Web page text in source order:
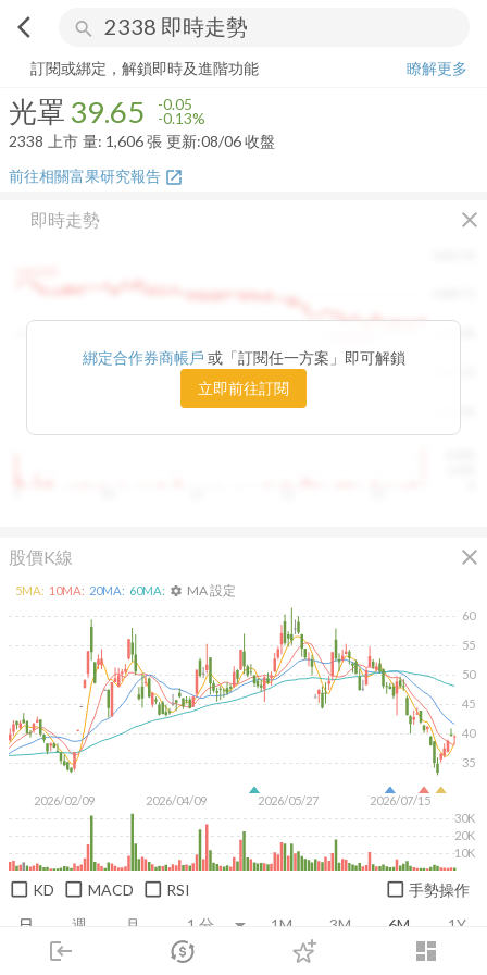
arrow_back_ios search
login dashboard
市場 登入
光罩 39.65-0.13%
訂閱或綁定，解鎖即時及進階功能
瞭解更多
光罩 39.65 -0.05
-0.13%
2338
上市 量: 1,606張 更新:08/06 收盤
前往相關富果研究報告 open_in_new
即時走勢 close
綁定合作券商帳戶 或「訂閱任一方案」即可解鎖
立即前往訂閱
股價K線 close
日 週 月 1M 3M 6M 1Y
2026/02/09 2026/04/09 2026/05/27 2026/07/15
35
40
45
50
55
60
10K
20K
30K
5MA: 10MA: 20MA: 60MA: settings MA 設定
KD MACD RSI 手勢操作